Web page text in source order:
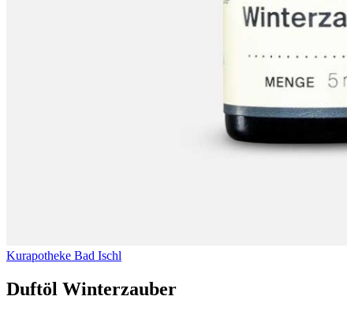
Kurapotheke Bad Ischl
Duftöl Winterzauber